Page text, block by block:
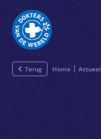
Terug Home Actueel